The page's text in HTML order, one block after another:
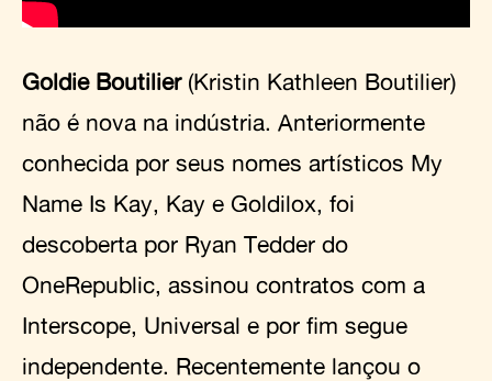
Goldie Boutilier(Kristin Kathleen Boutilier)
não é nova na indústria. Anteriormente
conhecida por seus nomes artísticos My
Name Is Kay, Kay e Goldilox, foi
descoberta por Ryan Tedder do
OneRepublic, assinou contratos com a
Interscope, Universal e por fim segue
independente. Recentemente lançou o